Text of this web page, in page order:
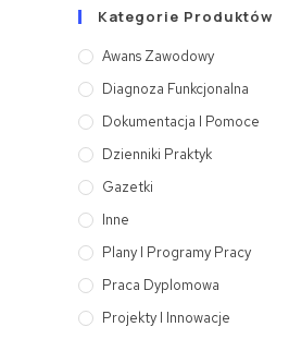
Kategorie Produktów
Awans Zawodowy
Diagnoza Funkcjonalna
Dokumentacja I Pomoce
Dzienniki Praktyk
Gazetki
Inne
Plany I Programy Pracy
Praca Dyplomowa
Projekty I Innowacje